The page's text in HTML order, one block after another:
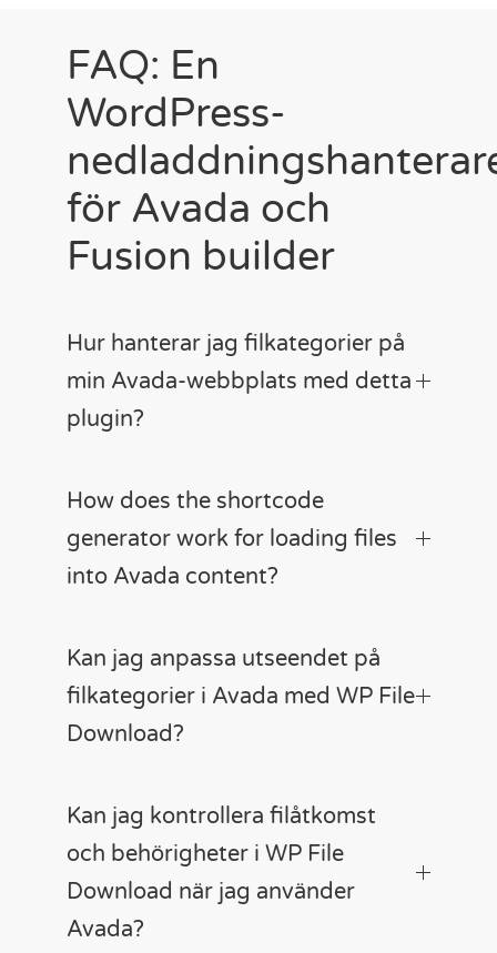
FAQ: En
WordPress-
för Avada och
Fusion builder
Hur hanterar jag filkategorier på
min Avada-webbplats med detta
plugin?
How does the shortcode
generator work for loading files
into Avada content?
Kan jag anpassa utseendet på
filkategorier i Avada med WP File
Download?
Kan jag kontrollera filåtkomst
och behörigheter i WP File
Download när jag använder
Avada?